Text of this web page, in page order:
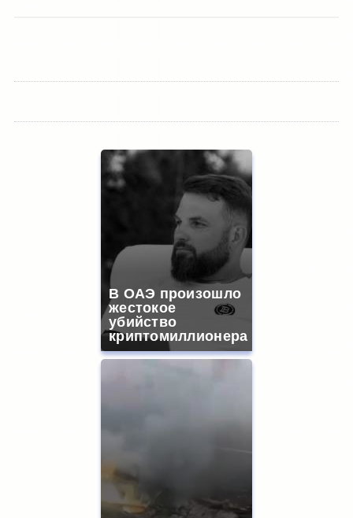
В ОАЭ произошло
жестокое
убийство
криптомиллионера